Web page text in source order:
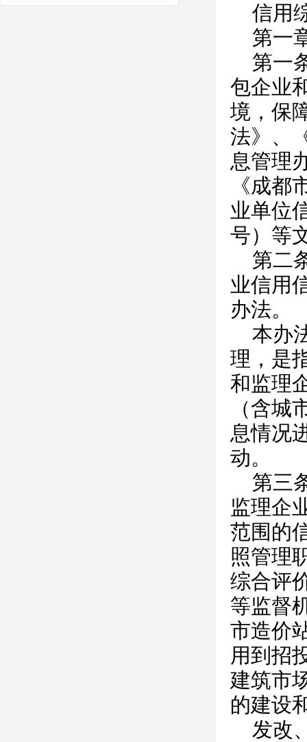
信用
第一
第一
包企业
境，保
法》、
息管理
《成
业单位
号）等
第二
业信用
办法。
本办
理，是
和监理
（含
息情况
动。
第三
监理企
范围的
照管理
综合评
等监督
市造价
用到招
建筑市
的建设
发改